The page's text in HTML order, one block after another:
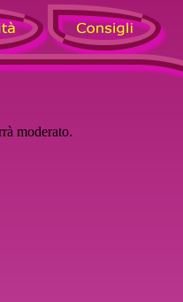
moderato.